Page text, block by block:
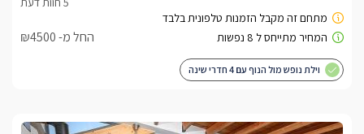
החל מ- ₪4500
וילת נופש מול הנוף עם 4 חדרי שינה